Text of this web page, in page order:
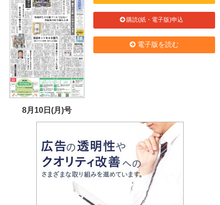
8月10日(月)号
購読(紙・電子版)申込
電子版を読む